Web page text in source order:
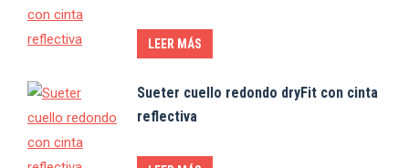
LEER MÁS
Sueter cuello redondo dryFit con cinta
reflectiva